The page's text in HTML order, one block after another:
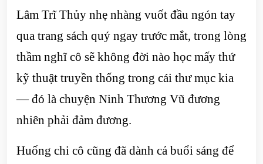
Lâm Trĩ Thủy nhẹ nhàng vuốt đầu ngón tay
qua trang sách quý ngay trước mắt, trong lòng
thầm nghĩ cô sẽ không đời nào học mấy thứ
kỹ thuật truyền thống trong cái thư mục kia
— đó là chuyện Ninh Thương Vũ đương
nhiên phải đảm đương.
Huống chi cô cũng đã dành cả buổi sáng để